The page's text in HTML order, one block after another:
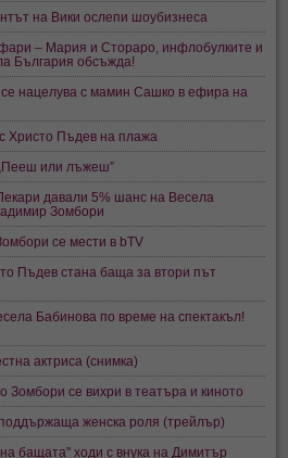
на Вики ослепи шоубизнеса
– Мария и Стораро, инфлобулките и
България обсъжда!
нацелува с мамин Сашко в ефира на
Христо Пъдев на плажа
или лъжеш”
давали 5% шанс на Весела
Зомбори
се мести в bTV
Пъдев стана баща за втори път
Бабинова по време на спектакъл!
актриса (снимка)
Зомбори се вихри в театъра и киното
женска роля (трейлър)
бащата" ходи с внука на Димитър